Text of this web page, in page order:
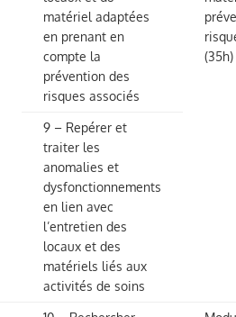
matériel adaptées
en prenant en
compte la
prévention des
risques associés
(35h)
9 – Repérer et
traiter les
anomalies et
dysfonctionnements
en lien avec
l’entretien des
locaux et des
matériels liés aux
activités de soins